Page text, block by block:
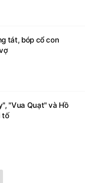
tát, bóp cổ con
"Vua Quạt" và Hồ
tố